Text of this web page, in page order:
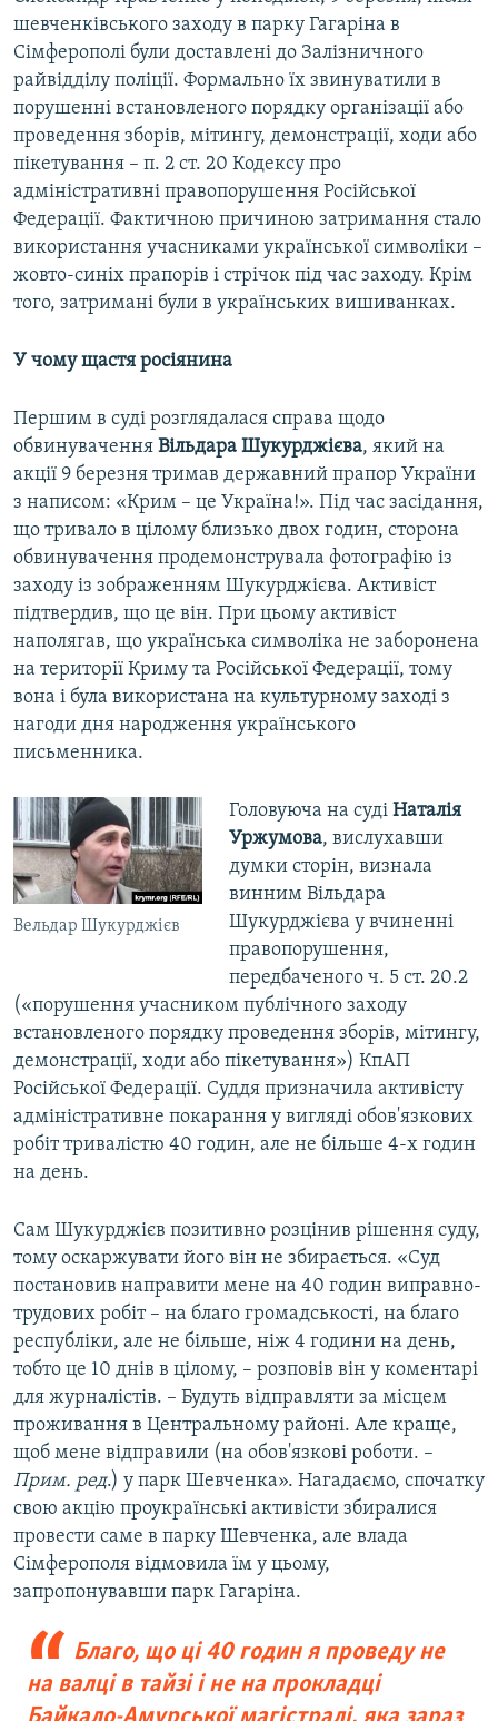
шевченківського заходу в парку Гагаріна в
Сімферополі були доставлені до Залізничного
райвідділу поліції. Формально їх звинуватили в
порушенні встановленого порядку організації або
проведення зборів, мітингу, демонстрації, ходи або
пікетування – п. 2 ст. 20 Кодексу про
адміністративні правопорушення Російської
Федерації. Фактичною причиною затримання стало
використання учасниками української символіки –
жовто-синіх прапорів і стрічок під час заходу. Крім
того, затримані були в українських вишиванках.
У чому щастя росіянина
Першим в суді розглядалася справа щодо
обвинувачення Вільдара Шукурджієва, який на
акції 9 березня тримав державний прапор України
з написом: «Крим – це Україна!». Під час засідання,
що тривало в цілому близько двох годин, сторона
обвинувачення продемонструвала фотографію із
заходу із зображенням Шукурджієва. Активіст
підтвердив, що це він. При цьому активіст
наполягав, що українська символіка не заборонена
на території Криму та Російської Федерації, тому
вона і була використана на культурному заході з
нагоди дня народження українського
письменника.
Вельдар Шукурджієв
Головуюча на суді Наталія
Уржумова, вислухавши
думки сторін, визнала
винним Вільдара
Шукурджієва у вчиненні
правопорушення,
передбаченого ч. 5 ст. 20.2
(«порушення учасником публічного заходу
встановленого порядку проведення зборів, мітингу,
демонстрації, ходи або пікетування») КпАП
Російської Федерації. Суддя призначила активісту
адміністративне покарання у вигляді обов'язкових
робіт тривалістю 40 годин, але не більше 4-х годин
на день.
Сам Шукурджієв позитивно розцінив рішення суду,
тому оскаржувати його він не збирається. «Суд
постановив направити мене на 40 годин виправно-
трудових робіт – на благо громадськості, на благо
республіки, але не більше, ніж 4 години на день,
тобто це 10 днів в цілому, – розповів він у коментарі
для журналістів. – Будуть відправляти за місцем
проживання в Центральному районі. Але краще,
щоб мене відправили (на обов'язкові роботи. –
Прим. ред.) у парк Шевченка». Нагадаємо, спочатку
свою акцію проукраїнські активісти збиралися
провести саме в парку Шевченка, але влада
Сімферополя відмовила їм у цьому,
запропонувавши парк Гагаріна.
Благо, що ці 40 годин я проведу не
на валці в тайзі і не на прокладці